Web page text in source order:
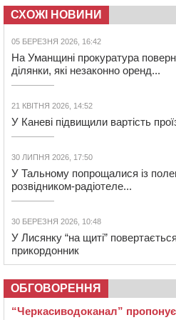
СХОЖІ НОВИНИ
05 БЕРЕЗНЯ 2026, 16:42
На Уманщині прокуратура
ділянки, які незаконно оренд...
21 КВІТНЯ 2026, 14:52
У Каневі підвищили вартість
30 ЛИПНЯ 2026, 17:50
У Тальному попрощалися із
розвідником-радіотеле...
30 БЕРЕЗНЯ 2026, 10:48
У Лисянку “на щиті”
прикордонник
ОБГОВОРЕННЯ
“Черкасиводоканал”